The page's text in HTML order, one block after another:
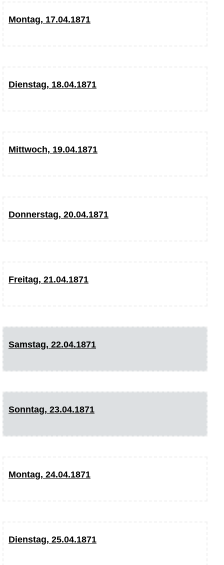
Montag, 17.04.1871
Dienstag, 18.04.1871
Mittwoch, 19.04.1871
Donnerstag, 20.04.1871
Freitag, 21.04.1871
Samstag, 22.04.1871
Sonntag, 23.04.1871
Montag, 24.04.1871
Dienstag, 25.04.1871